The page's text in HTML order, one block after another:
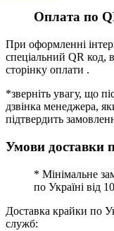
Оплата по
При оформленні
спеціальний QR код,
сторінку оплати .
*зверніть увагу, що
дзвінка менеджера,
підтвердить
Умови доставки
* Мінімальне
по Україні від
Доставка крайки по
служб: